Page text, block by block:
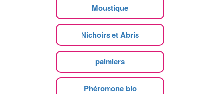
Moustique
Nichoirs et Abris
palmiers
Phéromone bio